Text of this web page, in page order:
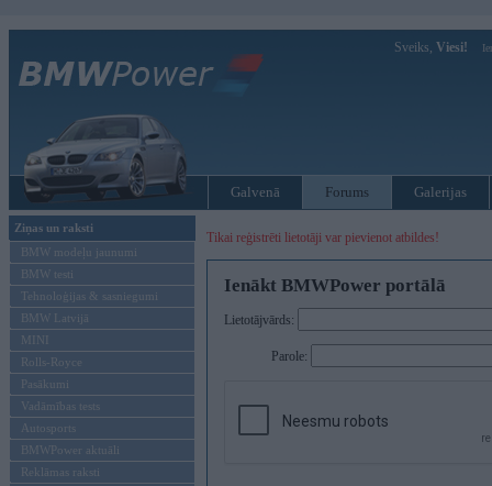
Sveiks, Viesi!
Galvenā Forums Galerijas
Ziņas un raksti
BMW modeļu jaunumi
BMW testi
Tehnoloģijas & sasniegumi
BMW Latvijā
MINI
Rolls-Royce
Pasākumi
Vadāmības tests
Autosports
BMWPower aktuāli
Reklāmas raksti
Tikai reģistrēti lietotāji var pievienot atbildes!
Ienākt BMWPower portālā
Lietotājvārds:
Parole: